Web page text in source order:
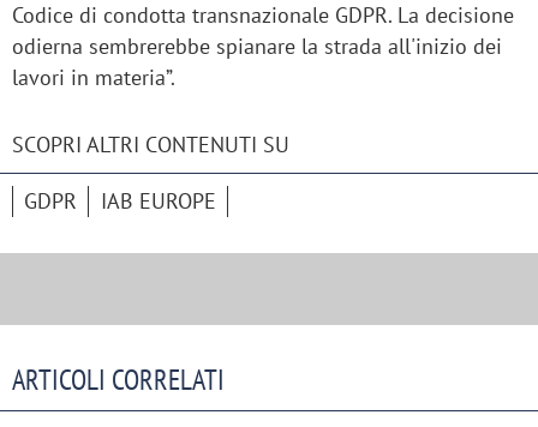
Codice di condotta transnazionale GDPR. La decisione
odierna sembrerebbe spianare la strada all'inizio dei
lavori in materia”.
SCOPRI ALTRI CONTENUTI SU
GDPR IAB EUROPE
ARTICOLI CORRELATI